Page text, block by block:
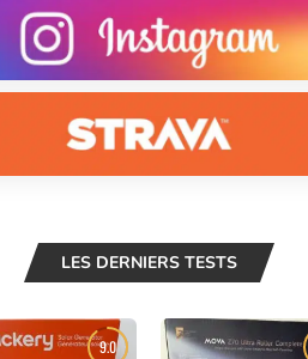
LES DERNIERS TESTS
9.0